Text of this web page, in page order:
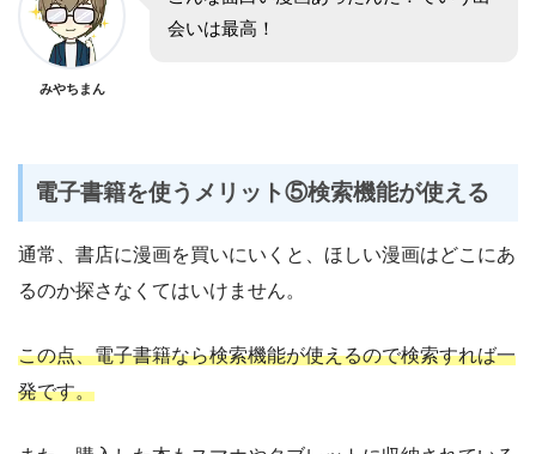
みやちまん
会いは最高！
電子書籍を使うメリット⑤検索機能が使える
通常、書店に漫画を買いにいくと、ほしい漫画はどこにあ
るのか探さなくてはいけません。
この点、電子書籍なら検索機能が使えるので検索すれば一
発です。